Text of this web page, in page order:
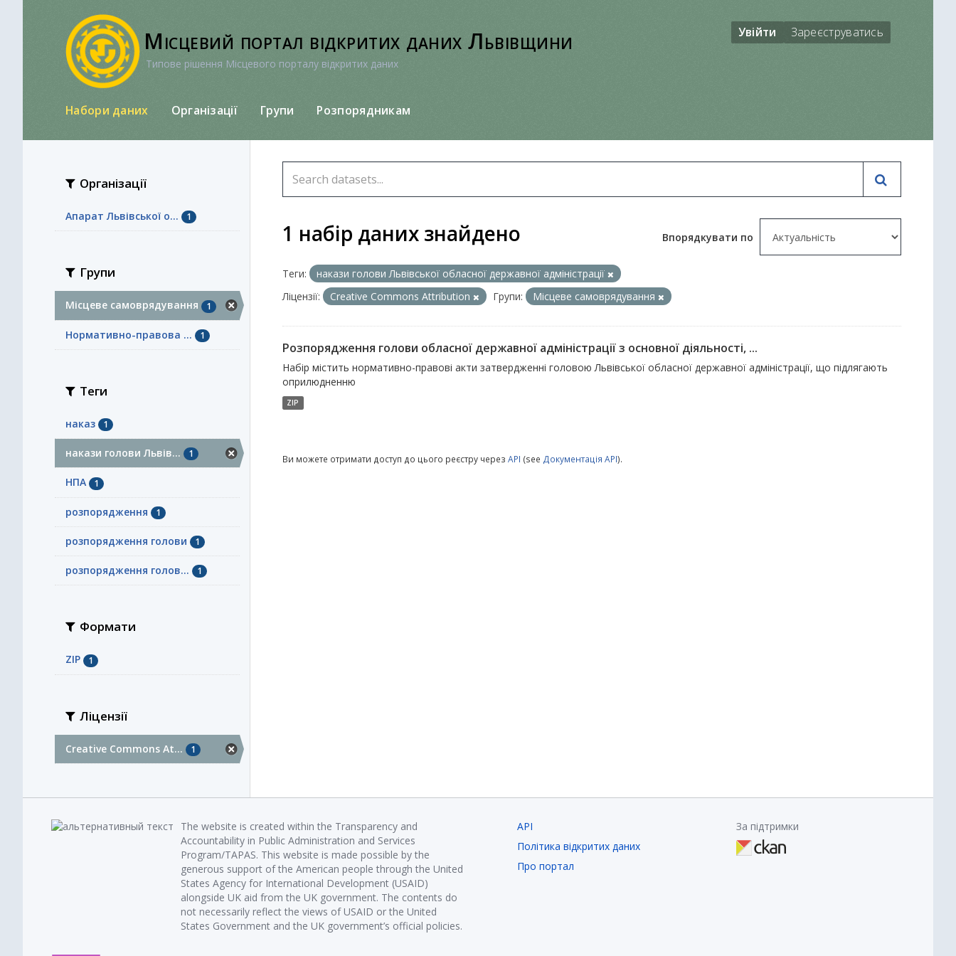
Місцевий портал відкритих даних Львівщини
Типове рішення Місцевого порталу відкритих даних
Увійти Зареєструватись
Набори даних Організації Групи Розпорядникам
Організації
Апарат Львівської о... 1
Групи
Місцеве самоврядування 1
Нормативно-правова ... 1
Теги
наказ 1
накази голови Львів... 1
НПА 1
розпорядження 1
розпорядження голови 1
розпорядження голов... 1
Формати
ZIP 1
Ліцензії
Creative Commons At... 1
Впорядкувати по
1 набір даних знайдено
Теги:
накази голови Львівської обласної державної адміністрації
Ліцензії:
Creative Commons Attribution Групи: Місцеве самоврядування
Розпорядження голови обласної державної адміністрації з основної діяльності, ...
Набір містить нормативно-правові акти затвердженні головою Львівської обласної державної адміністрації, що підлягають
оприлюдненню
ZIP
Ви можете отримати доступ до цього реєстру через API (see Документація API).
The website is created within the Transparency and
Accountability in Public Administration and Services
Program/TAPAS. This website is made possible by the
generous support of the American people through the United
States Agency for International Development (USAID)
alongside UK aid from the UK government. The contents do
not necessarily reflect the views of USAID or the United
States Government and the UK government’s official policies.
API
Політика відкритих даних
Про портал
За підтримки